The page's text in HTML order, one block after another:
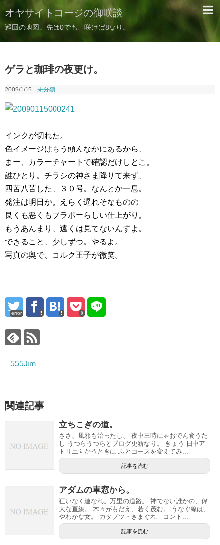
オヤサイトコージの御咲談
巡回の地図。先は0でも、咲けば8なり。
ゲラと珈琲の夜更け。
2009/1/15 未分類
インクが切れた。
色イメージはもう頭んなかにあるから、
まー、カラーチャートで確認だけしとこ。
誰ひとり。チラシの神さま降りて来ず、
四苦八苦した、３０号。なんとか一息。
発注は明日か。えらく遅れそなものの
良くも悪くもブラボーらしい仕上がり。
もうあんまり、遠くは見てないんすよ。
できること、少しずつ。やるよ。
写真の奥で、コルク王子が微笑。
error 0
555Jim
関連記事
立ちこぎの道。
ささ、風邪も治ったし、 夜中三時にゃおでん食うた
し うつらうつらとブログ更新なり。 きょう 日中ア
トリエ向かうときに ふとコースを変えてみ...
記事を読む
アダムの車窓から。
狂いなく連なれ。万里の道路。 神でない誰かの、偉
大な直線。 木々がもだえ、若く茂む。 うなぐ線は、
やわかな女。 カタブツ・きまぐれ コント...
記事を読む